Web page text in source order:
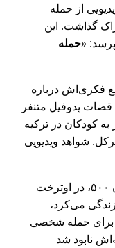
از حمله
گذاشت. این
حمله
فکری‌اش درباره
پدوفیل متنفر
به کودکان در ترکیه
شواهد ویدیویی
، بانک سرمایه‌گذاری فورچون ۵۰۰، در اوترخت
می‌کرد،
برای حمله شخصی
نابود شد